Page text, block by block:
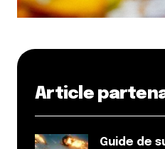
Article
Guide de